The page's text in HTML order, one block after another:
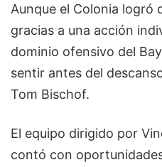
Aunque el Colonia logró
gracias a una acción
dominio ofensivo del
sentir antes del
Tom Bischof.
El equipo dirigido por
contó con